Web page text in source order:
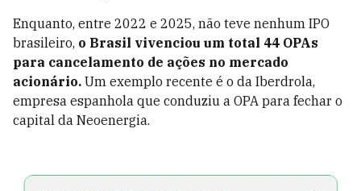
Enquanto, entre 2022 e 2025, não teve nenhum IPO
brasileiro, o Brasil vivenciou um total 44 OPAs
para cancelamento de ações no mercado
acionário. Um exemplo recente é o da Iberdrola,
empresa espanhola que conduziu a OPA para fechar o
capital da Neoenergia.